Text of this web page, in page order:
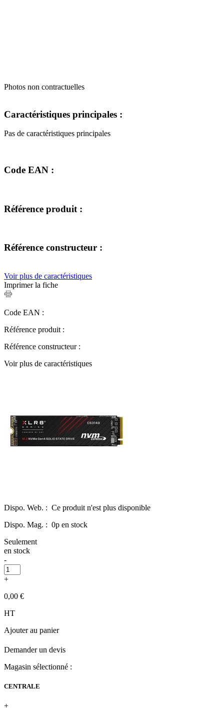
Photos non contractuelles
Caractéristiques principales :
Pas de caractéristiques principales
Code EAN :
Référence produit :
Référence constructeur :
Voir plus de caractéristiques
Imprimer la fiche
Code EAN :
Référence produit :
Référence constructeur :
Voir plus de caractéristiques
Dispo. Web. : Ce produit n'est plus disponible
Dispo. Mag. : 0p en stock
Seulement
en stock
-
+
0,00 €
HT
Ajouter au panier
Demander un devis
Magasin sélectionné :
CENTRALE
+